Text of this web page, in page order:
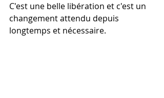
C'est une belle libération et c'est un
changement attendu depuis
longtemps et nécessaire.